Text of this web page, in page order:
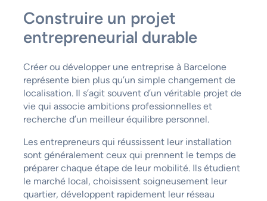
Construire un projet
entrepreneurial durable
Créer ou développer une entreprise à Barcelone
représente bien plus qu’un simple changement de
localisation. Il s’agit souvent d’un véritable projet de
vie qui associe ambitions professionnelles et
recherche d’un meilleur équilibre personnel.
Les entrepreneurs qui réussissent leur installation
sont généralement ceux qui prennent le temps de
préparer chaque étape de leur mobilité. Ils étudient
le marché local, choisissent soigneusement leur
quartier, développent rapidement leur réseau